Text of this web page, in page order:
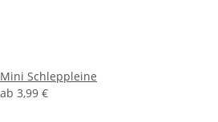
Mini Schleppleine
ab 3,99 €